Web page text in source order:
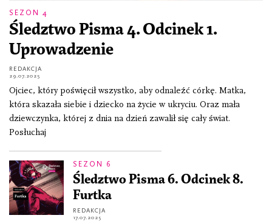
SEZON 4
Śledztwo Pisma 4. Odcinek 1.
Uprowadzenie
REDAKCJA
29.07.2025
Ojciec, który poświęcił wszystko, aby odnaleźć córkę. Matka,
która skazała siebie i dziecko na życie w ukryciu. Oraz mała
dziewczynka, której z dnia na dzień zawalił się cały świat.
Posłuchaj
SEZON 6
Śledztwo Pisma 6. Odcinek 8.
Furtka
REDAKCJA
17.07.2025